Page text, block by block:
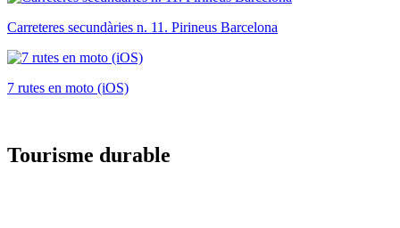
Carreteres secundàries n. 11. Pirineus Barcelona
7 rutes en moto (iOS)
Tourisme durable